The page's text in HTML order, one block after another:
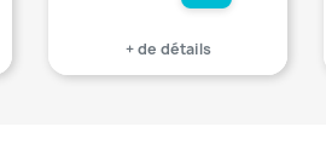
+ de détails